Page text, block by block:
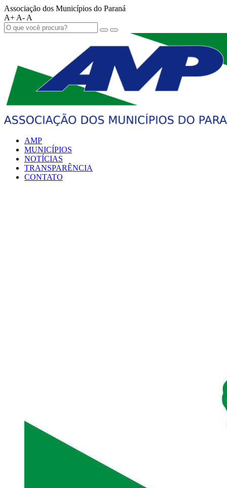
Associação dos Municípios do Paraná
A+ A- A
AMP
MUNICÍPIOS
NOTÍCIAS
TRANSPARÊNCIA
CONTATO